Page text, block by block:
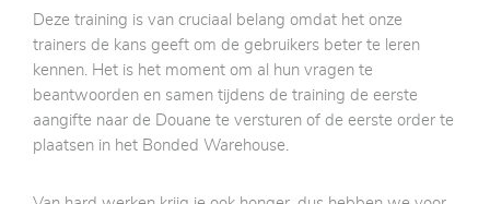
Deze training is van cruciaal belang omdat het onze
trainers de kans geeft om de gebruikers beter te leren
kennen. Het is het moment om al hun vragen te
beantwoorden en samen tijdens de training de eerste
aangifte naar de Douane te versturen of de eerste order te
plaatsen in het Bonded Warehouse.